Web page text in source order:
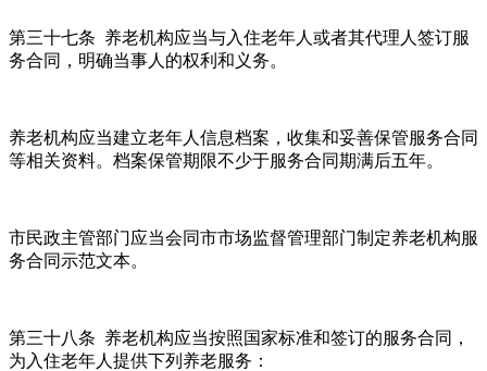
第三十七条 养老机构应当与入住老年人或者其代理人签订服
务合同，明确当事人的权利和义务。
养老机构应当建立老年人信息档案，收集和妥善保管服务合同
等相关资料。档案保管期限不少于服务合同期满后五年。
市民政主管部门应当会同市市场监督管理部门制定养老机构服
务合同示范文本。
第三十八条 养老机构应当按照国家标准和签订的服务合同，
为入住老年人提供下列养老服务：